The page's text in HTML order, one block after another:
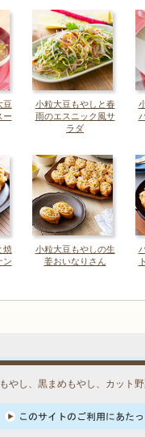
豆
ー
小粒大豆もやしと春
雨のエスニック風サ
ラダ
焼
ン
小粒大豆もやしの生
姜おいなりさん
やし、黒まめもやし、カット